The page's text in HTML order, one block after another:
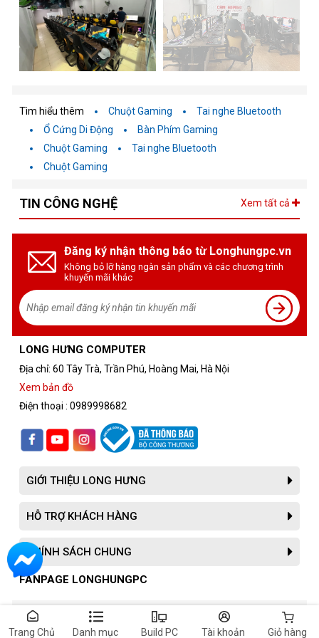
Tìm hiểu thêm Chuột Gaming
Tai nghe Bluetooth
Ổ Cứng Di Động
Bàn Phím Gaming
Chuột Gaming
Tai nghe Bluetooth
Chuột Gaming
TIN CÔNG NGHỆ Xem tất cả
Đăng ký nhận thông báo từ Longhungpc.vn
Không bỏ lỡ hàng ngàn sản phẩm và các chương trình
khuyến mãi khác
LONG HƯNG COMPUTER
Địa chỉ: 60 Tây Trà, Trần Phú, Hoàng Mai, Hà Nội
Xem bản đồ
Điện thoại : 0989998682
GIỚI THIỆU LONG HƯNG
HỖ TRỢ KHÁCH HÀNG
CHÍNH SÁCH CHUNG
FANPAGE LONGHUNGPC
© 2022 - Bản quyền của Long Hưng computer
Trang Chủ Danh mục Build PC Tài khoản Giỏ hàng